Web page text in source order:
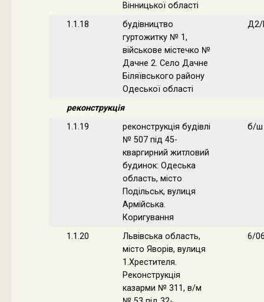
Вінницької області
1.1.18
будівництво
гуртожитку № 1,
військове містечко №
Дачне 2. Село Дачне
Біляївського району
Одеської області
Д2/
реконструкція
1.1.19
реконструкція будівлі
№ 507 під 45-
кваргирний житловий
будинок: Одеська
область, місто
Подільськ, вулиця
Армійська.
Коригування
б/ш
1.1.20
Львівська область,
місто Яворів, вулиця
1.Хрестителя.
Реконструкція
казарми № 311, в/м
6/